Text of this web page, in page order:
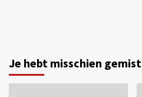
Je hebt misschien gemist